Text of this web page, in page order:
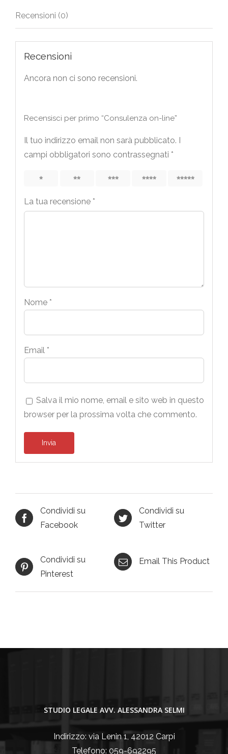
Recensioni (0)
Recensioni
Ancora non ci sono recensioni.
Recensisci per primo “Consulenza on-line”
Il tuo indirizzo email non sarà pubblicato.
campi obbligatori sono contrassegnati *
5
La tua recensione *
Nome *
Email *
Salva il mio nome, email e sito web in questo
browser per la prossima volta che commento.
Condividi su
Facebook
Condividi su
Twitter
Condividi su
Pinterest
Email This Product
STUDIO LEGALE AVV. ALESSANDRA SELMI
Indirizzo: via Lenin 1, 42012 Carpi
Telefono: 059-692295